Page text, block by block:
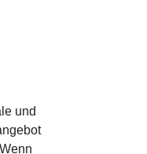
und